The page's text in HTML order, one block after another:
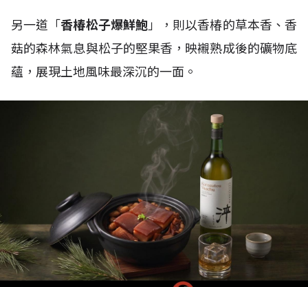
另一道「香椿松子爆鮮鮑」，則以香椿的草本香、香
菇的森林氣息與松子的堅果香，映襯熟成後的礦物底
蘊，展現土地風味最深沉的一面。